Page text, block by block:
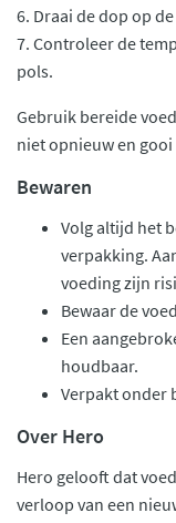
6. Draai de dop op
7. Controleer de
pols.
Gebruik bereide
niet opnieuw en
Bewaren
Volg altijd het
verpakking.
voeding zijn
Bewaar de
Een
houdbaar.
Verpakt onder
Over Hero
Hero gelooft dat
verloop van een